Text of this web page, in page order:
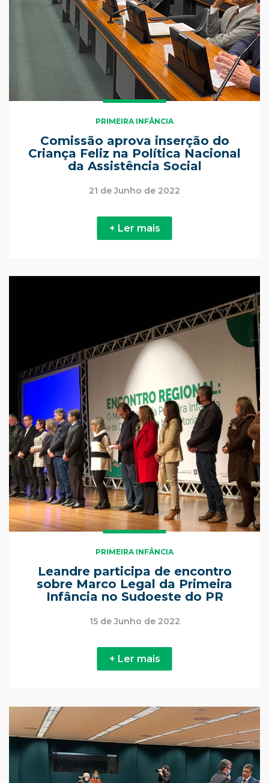
PRIMEIRA INFÂNCIA
Comissão aprova inserção do
Criança Feliz na Política Nacional
da Assistência Social
21 de Junho de 2022
+ Ler mais
PRIMEIRA INFÂNCIA
Leandre participa de encontro
sobre Marco Legal da Primeira
Infância no Sudoeste do PR
15 de Junho de 2022
+ Ler mais